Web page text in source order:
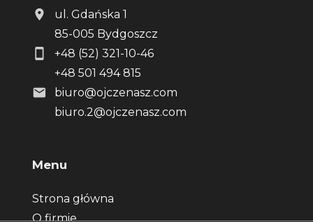
ul. Gdańska 1
85-005 Bydgoszcz
+48 (52) 321-10-46
+48 501 494 815
biuro@ojczenasz.com
biuro.2@ojczenasz.com
Menu
Strona główna
O firmie